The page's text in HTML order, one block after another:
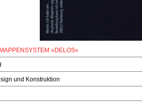
»DELOS«
und Konstruktion